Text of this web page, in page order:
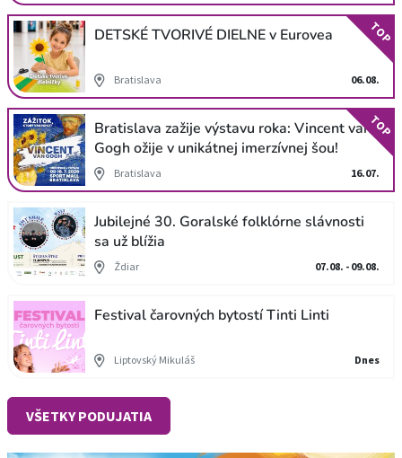
DETSKÉ TVORIVÉ DIELNE v Eurovea
Bratislava 06.08.
TOP
Bratislava zažije výstavu roka: Vincent van
Gogh ožije v unikátnej imerzívnej šou!
Bratislava 16.07.
TOP
Jubilejné 30. Goralské folklórne slávnosti
sa už blížia
Ždiar 07.08. - 09.08.
Festival čarovných bytostí Tinti Linti
Liptovský Mikuláš Dnes
VŠETKY PODUJATIA